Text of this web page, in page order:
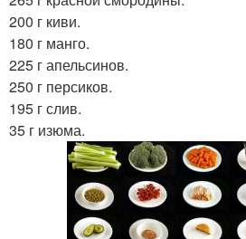
200 г киви.
180 г манго.
225 г апельсинов.
250 г персиков.
195 г слив.
35 г изюма.